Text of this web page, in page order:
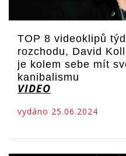
TOP 8 videoklipů
rozchodu, David
je kolem sebe mít
kanibalismu
VIDEO
vydáno 25.06.2024